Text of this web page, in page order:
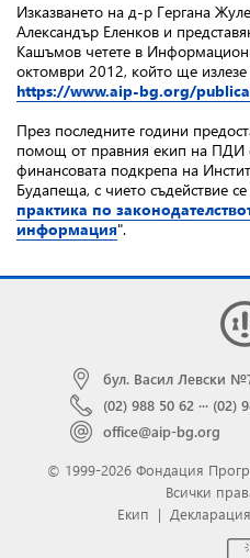
Изказването на д-р Гергана
Александър Еленков и
Кашъмов четете в
октомври 2012, който ще
https://www.aip-bg.org/
През последните години
помощ от правния екип на ПДИ
финансовата подкрепа на
Будапеща, с чието съдействие
практика по
информация".
бул. Васил Левски
(02) 988 50 62 ··· (02)
office@aip-bg.org
© 1999-2026 Фондация
Всички
Екип |